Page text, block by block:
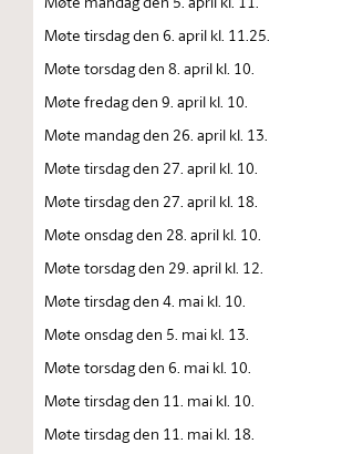
Møte tirsdag den 6. april kl. 11.25.
Møte torsdag den 8. april kl. 10.
Møte fredag den 9. april kl. 10.
Møte mandag den 26. april kl. 13.
Møte tirsdag den 27. april kl. 10.
Møte tirsdag den 27. april kl. 18.
Møte onsdag den 28. april kl. 10.
Møte torsdag den 29. april kl. 12.
Møte tirsdag den 4. mai kl. 10.
Møte onsdag den 5. mai kl. 13.
Møte torsdag den 6. mai kl. 10.
Møte tirsdag den 11. mai kl. 10.
Møte tirsdag den 11. mai kl. 18.